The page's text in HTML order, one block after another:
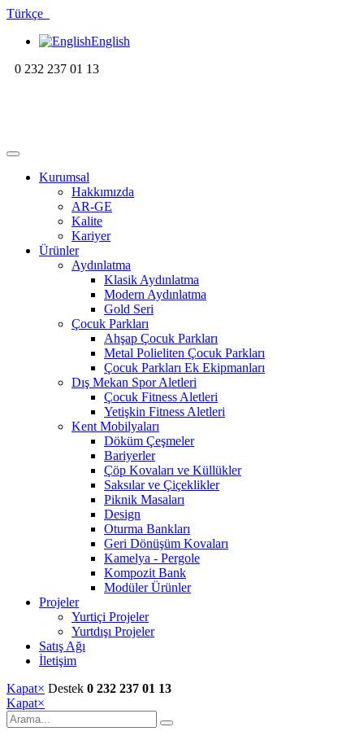
Türkçe
English
0 232 237 01 13
Kurumsal
Hakkımızda
AR-GE
Kalite
Kariyer
Ürünler
Aydınlatma
Klasik Aydınlatma
Modern Aydınlatma
Gold Seri
Çocuk Parkları
Ahşap Çocuk Parkları
Metal Polieliten Çocuk Parkları
Çocuk Parkları Ek Ekipmanları
Dış Mekan Spor Aletleri
Çocuk Fitness Aletleri
Yetişkin Fitness Aletleri
Kent Mobilyaları
Döküm Çeşmeler
Bariyerler
Çöp Kovaları ve Küllükler
Saksılar ve Çiçeklikler
Piknik Masaları
Design
Oturma Bankları
Geri Dönüşüm Kovaları
Kamelya - Pergole
Kompozit Bank
Modüler Ürünler
Projeler
Yurtiçi Projeler
Yurtdışı Projeler
Satış Ağı
İletişim
Kapat× Destek 0 232 237 01 13
Kapat×